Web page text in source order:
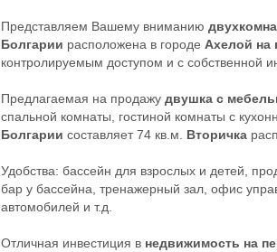
Представляем Вашему вниманию
Болгарии расположена в городе Ахелой на
контролируемым доступом и с собственной
Предлагаемая на продажу двушка с
спальной комнаты, гостиной комнаты с
Болгарии составляет 74 кв.м. Вторичка
Удобства: бассейн для взрослых и детей,
бар у бассейна, тренажерный зал, офис
автомобилей и т.д.
Отличная инвестиция в недвижимость на